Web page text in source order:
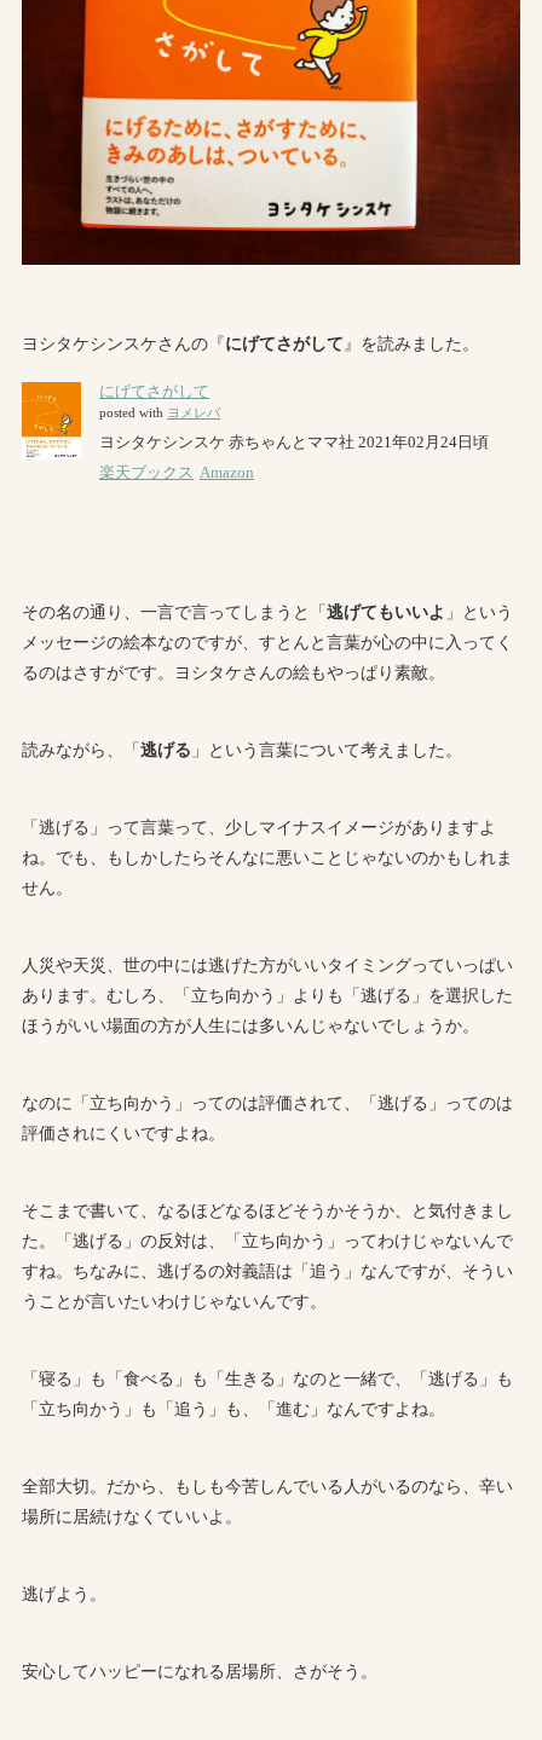
ヨシタケシンスケさんの『にげてさがして 』を読みました。
その名の通り、一言で言ってしまうと「逃げてもいいよ 」という
メッセージの絵本なのですが、すとんと言葉が心の中に入ってく
るのはさすがです。ヨシタケさんの絵もやっぱり素敵。
読みながら、「逃げる 」という言葉について考えました。
「逃げる」って言葉って、少しマイナスイメージがありますよ
ね。でも、もしかしたらそんなに悪いことじゃないのかもしれま
せん。
人災や天災、世の中には逃げた方がいいタイミングっていっぱい
あります。むしろ、「立ち向かう」よりも「逃げる」を選択した
ほうがいい場面の方が人生には多いんじゃないでしょうか。
なのに「立ち向かう」ってのは評価されて、「逃げる」ってのは
評価されにくいですよね。
そこまで書いて、なるほどなるほどそうかそうか、と気付きまし
た。「逃げる」の反対は、「立ち向かう」ってわけじゃないんで
すね。ちなみに、逃げるの対義語は「追う」なんですが、そうい
うことが言いたいわけじゃないんです。
「寝る」も「食べる」も「生きる」なのと一緒で、「逃げる」も
「立ち向かう」も「追う」も、「進む」なんですよね。
全部大切。だから、もしも今苦しんでいる人がいるのなら、辛い
場所に居続けなくていいよ。
逃げよう。
安心してハッピーになれる居場所、さがそう。